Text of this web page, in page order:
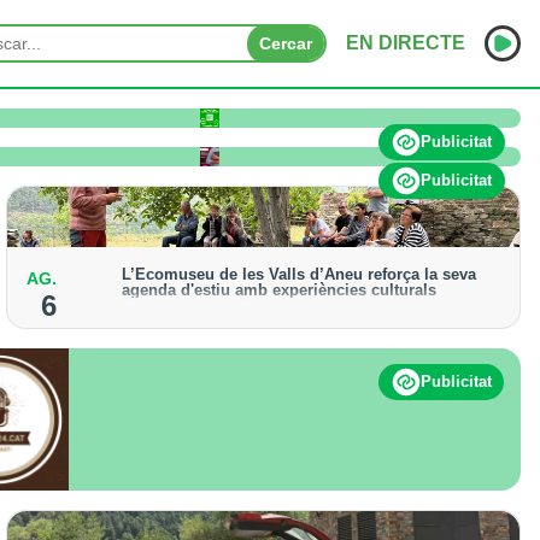
Cercar EN DIRECTE
INICI
NOTÍCIES
PODCASTS
PROGRAMES
ESPORTS
CONTACTE
Publicitat
Publicitat
AG.
6
L’Ecomuseu de les Valls d’Àneu reforça la seva
agenda d'estiu amb experiències culturals
guiades i propostes teatralitzades fins al 31 d'agost
Publicitat